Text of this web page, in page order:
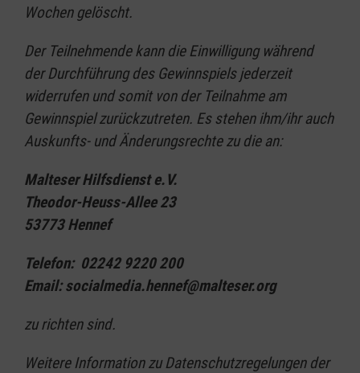
Wochen gelöscht.
Der Teilnehmende kann die Einwilligung während
der Durchführung des Gewinnspiels jederzeit
widerrufen und somit von der Teilnahme am
Gewinnspiel zurückzutreten. Es stehen ihm/ihr auch
Auskunfts- und Änderungsrechte zu die an:
Malteser Hilfsdienst e.V.
Theodor-Heuss-Allee 23
53773 Hennef
Telefon: 02242 9220 200
Email: socialmedia.hennef@malteser.org
zu richten sind.
Weitere Information zu Datenschutzregelungen der